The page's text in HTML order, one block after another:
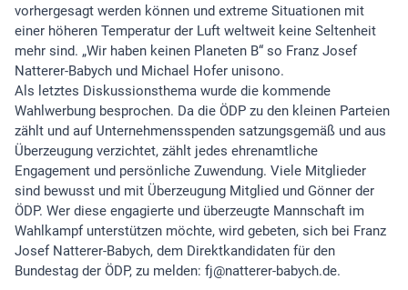
vorhergesagt werden können und extreme Situationen mit
einer höheren Temperatur der Luft weltweit keine Seltenheit
mehr sind. „Wir haben keinen Planeten B“ so Franz Josef
Natterer-Babych und Michael Hofer unisono.
Als letztes Diskussionsthema wurde die kommende
Wahlwerbung besprochen. Da die ÖDP zu den kleinen Parteien
zählt und auf Unternehmensspenden satzungsgemäß und aus
Überzeugung verzichtet, zählt jedes ehrenamtliche
Engagement und persönliche Zuwendung. Viele Mitglieder
sind bewusst und mit Überzeugung Mitglied und Gönner der
ÖDP. Wer diese engagierte und überzeugte Mannschaft im
Wahlkampf unterstützen möchte, wird gebeten, sich bei Franz
Josef Natterer-Babych, dem Direktkandidaten für den
Bundestag der ÖDP, zu melden: fj@natterer-babych.de.